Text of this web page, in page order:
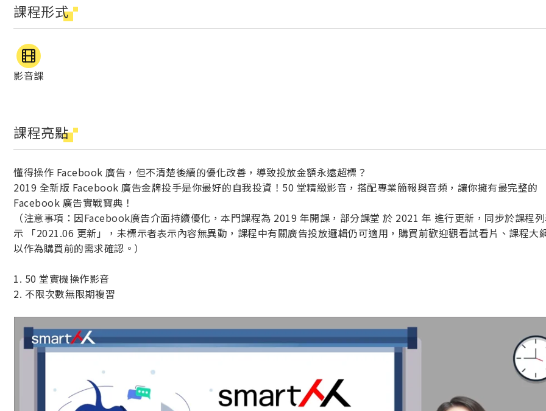
課程形式
影音課
課程亮點
懂得操作 Facebook 廣告，但不清楚後續的優化改善，導致投放金額永遠超標？
2019 全新版 Facebook 廣告金牌投手是你最好的自我投資！50 堂精緻影音，搭配專業簡報與音頻，讓你擁有最完整的
Facebook 廣告實戰寶典！
（注意事項：因Facebook廣告介面持續優化，本門課程為 2019 年開課，部分課堂 於 2021 年 進行更新，同步於課程
示 「2021.06 更新」，未標示者表示內容無異動，課程中有關廣告投放邏輯仍可適用，購買前歡迎觀看試看片、課程大
以作為購買前的需求確認。）
1. 50 堂實機操作影音
2. 不限次數無限期複習